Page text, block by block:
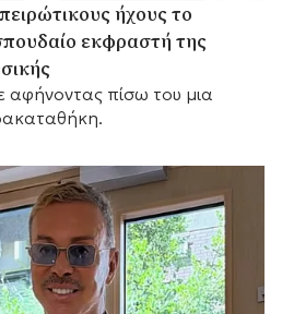
ήχους το
εκφραστή της
αφήνοντας πίσω του μια